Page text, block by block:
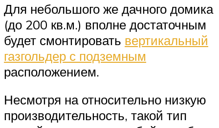
Для небольшого же дачного домика
(до 200 кв.м.) вполне достаточным
будет смонтировать вертикальный
газгольдер с подземным
расположением.
Несмотря на относительно низкую
производительность, такой тип